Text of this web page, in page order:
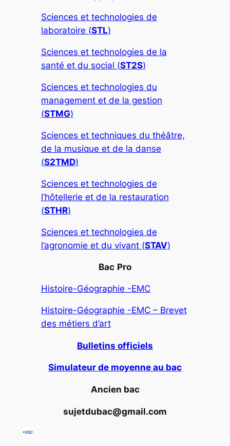
Sciences et technologies de
laboratoire (STL)
Sciences et technologies de la
santé et du social (ST2S)
Sciences et technologies du
management et de la gestion
(STMG)
Sciences et techniques du théâtre,
de la musique et de la danse
(S2TMD)
Sciences et technologies de
l’hôtellerie et de la restauration
(STHR)
Sciences et technologies de
l’agronomie et du vivant (STAV)
Bac Pro
Histoire-Géographie -EMC
Histoire-Géographie -EMC – Brevet
des métiers d’art
Bulletins officiels
Simulateur de moyenne au bac
Ancien bac
sujetdubac@gmail.com